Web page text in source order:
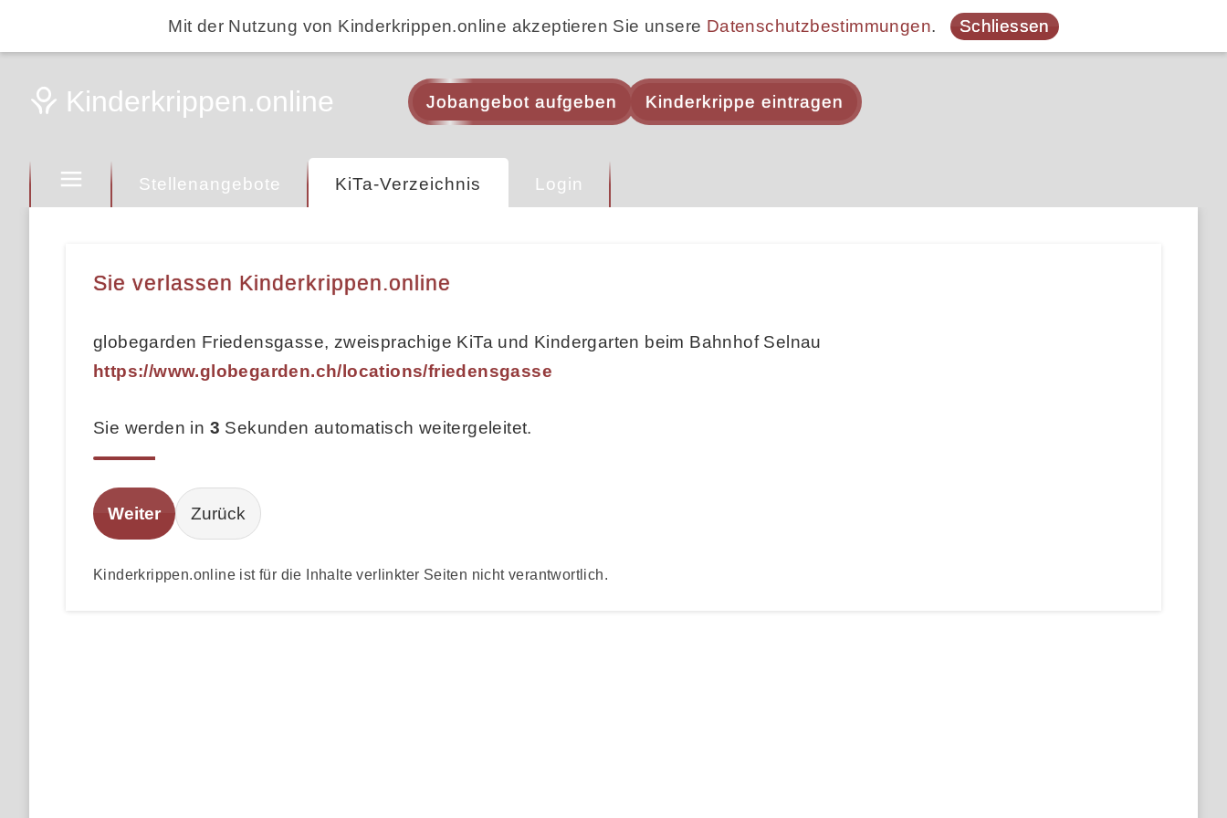
Mit der Nutzung von Kinderkrippen.online akzeptieren Sie unsere Datenschutzbestimmungen. Schliessen
Jobangebot aufgeben Kinderkrippe eintragen
Stellenangebote KiTa-Verzeichnis Login
Sie verlassen Kinderkrippen.online
globegarden Friedensgasse, zweisprachige KiTa und Kindergarten beim Bahnhof Selnau
https://www.globegarden.ch/locations/friedensgasse
Sie werden in 3 Sekunden automatisch weitergeleitet.
Weiter Zurück
Kinderkrippen.online ist für die Inhalte verlinkter Seiten nicht verantwortlich.